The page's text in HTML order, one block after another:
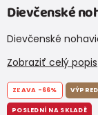
Dievčenské
Dievčenské
Zobraziť celý popis
ZĽAVA -66%
POSLEDNÍ NA SKLADĚ